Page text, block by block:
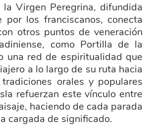
la Virgen Peregrina, difundida
por los franciscanos, conecta
otros puntos de veneración
como Portilla de la
una red de espiritualidad que
a lo largo de su ruta hacia
orales y populares
refuerzan este vínculo entre
haciendo de cada parada
cargada de significado.